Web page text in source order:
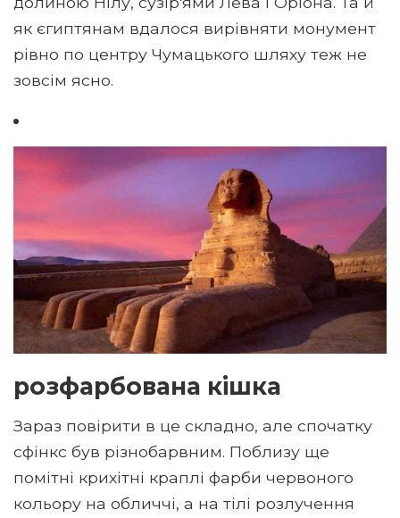
як єгиптянам вдалося вирівняти монумент
рівно по центру Чумацького шляху теж не
зовсім ясно.
розфарбована кішка
Зараз повірити в це складно, але спочатку
сфінкс був різнобарвним. Поблизу ще
помітні крихітні краплі фарби червоного
кольору на обличчі, а на тілі розлучення